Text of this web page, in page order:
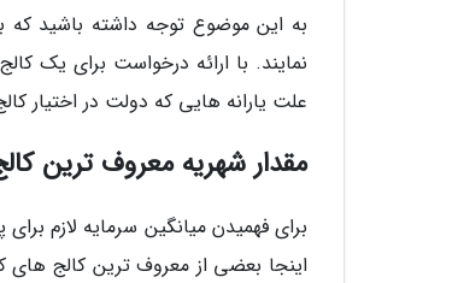
به این موضوع توجه داشته باشید
نمایند. با ارائه درخواست برای یک
علت یارانه­ هایی که دولت در اختیار
مقدار شهریه معروف ترین
برای فهمیدن میانگین سرمایه لازم
اینجا بعضی از معروف ترین کالج های